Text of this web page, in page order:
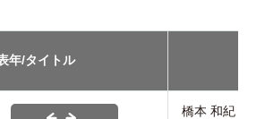
年/タイトル
橋本 和紀